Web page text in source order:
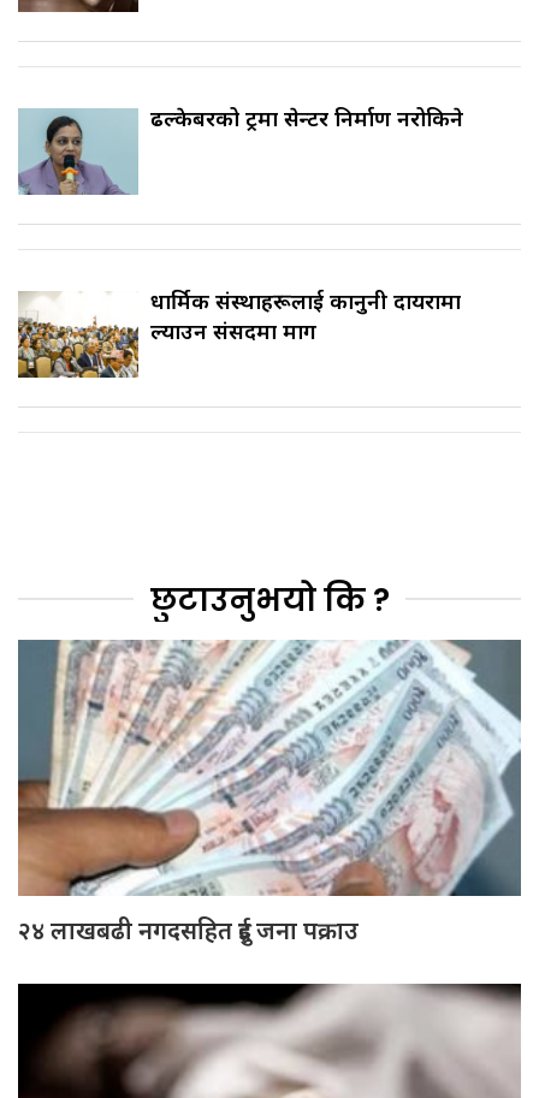
ढल्केबरको ट्रमा सेन्टर निर्माण नरोकिने
धार्मिक संस्थाहरूलाई कानुनी दायरामा
ल्याउन संसदमा माग
छुटाउनुभयो कि ?
२४ लाखबढी नगदसहित दुई जना पक्राउ